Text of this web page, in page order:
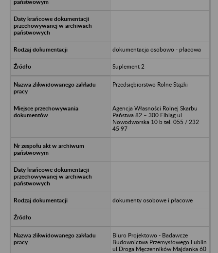
dokumentacja osobowo - płacowa
Suplement 2
Przedsiębiorstwo Rolne Stążki
Agencja Własności Rolnej Skarbu
Państwa 82 – 300 Elbląg ul.
Nowodworska 10 b tel. 055 / 232
45 97
dokumenty osobowe i płacowe
Biuro Projektowo - Badawcze
Budownictwa Przemysłowego Lublin
ul.Droga Męczenników Majdanka 60